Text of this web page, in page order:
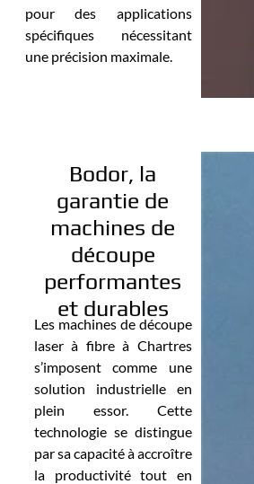
pour des applications
spécifiques nécessitant
une précision maximale.
Bodor, la
garantie de
machines de
découpe
performantes
et durables
Les machines de découpe
laser à fibre à Chartres
s’imposent comme une
solution industrielle en
plein essor. Cette
technologie se distingue
par sa capacité à accroître
la productivité tout en